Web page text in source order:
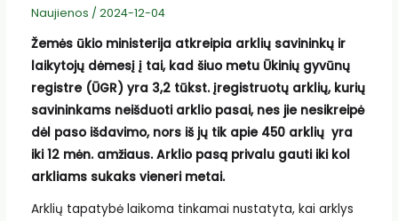
Naujienos / 2024-12-04
Žemės ūkio ministerija atkreipia arklių savininkų ir
laikytojų dėmesį į tai, kad šiuo metu Ūkinių gyvūnų
registre (ŪGR) yra 3,2 tūkst. įregistruotų arklių, kurių
savininkams neišduoti arklio pasai, nes jie nesikreipė
dėl paso išdavimo, nors iš jų tik apie 450 arklių yra
iki 12 mėn. amžiaus. Arklio pasą privalu gauti iki kol
arkliams sukaks vieneri metai.
Arklių tapatybė laikoma tinkamai nustatyta, kai arklys